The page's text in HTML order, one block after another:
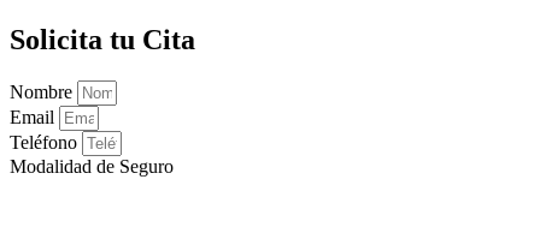
Solicita tu Cita
Nombre
Email
Teléfono
Modalidad de Seguro